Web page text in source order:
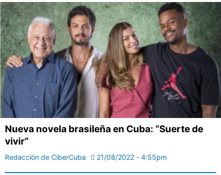
Nueva novela brasileña en Cuba: “Suerte de
vivir”
Redacción de CiberCuba 21/08/2022 - 4:55pm